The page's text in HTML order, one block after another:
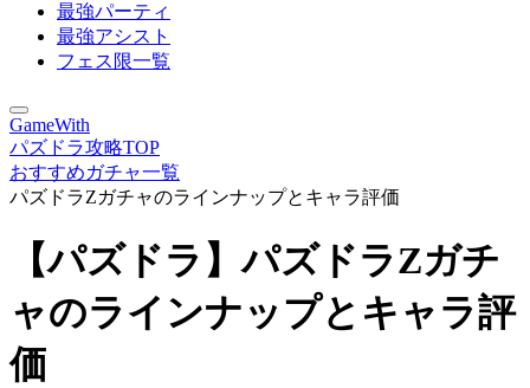
最強パーティ
最強アシスト
フェス限一覧
GameWith
パズドラ攻略TOP
おすすめガチャ一覧
パズドラZガチャのラインナップとキャラ評価
【パズドラ】パズドラZガチ
ャのラインナップとキャラ評
価